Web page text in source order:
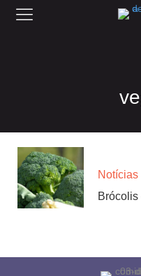
Notícias
Brócolis